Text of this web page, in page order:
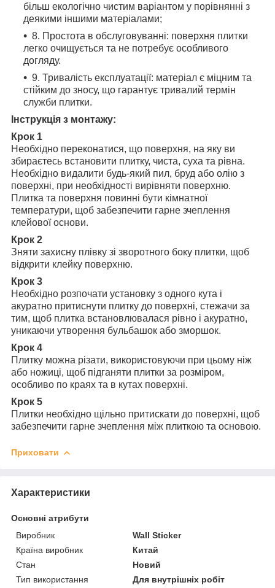
більш екологічно чистим варіантом у порівнянні з
деякими іншими матеріалами;
8. Простота в обслуговуванні: поверхня плитки
легко очищується та не потребує особливого
догляду.
9. Тривалість експлуатації: матеріал є міцним та
стійким до зносу, що гарантує тривалий термін
служби плитки.
Інструкція з монтажу:
Крок 1
Необхідно переконатися, що поверхня, на яку ви
збираєтесь встановити плитку, чиста, суха та рівна.
Необхідно видалити будь-який пил, бруд або олію з
поверхні, при необхідності вирівняти поверхню.
Плитка та поверхня повинні бути кімнатної
температури, щоб забезпечити гарне зчеплення
клейової основи.
Крок 2
Зняти захисну плівку зі зворотного боку плитки, щоб
відкрити клейку поверхню.
Крок 3
Необхідно розпочати установку з одного кута і
акуратно притиснути плитку до поверхні, стежачи за
тим, щоб плитка встановлювалася рівно і акуратно,
уникаючи утворення бульбашок або зморшок.
Крок 4
Плитку можна різати, використовуючи при цьому ніж
або ножиці, щоб підганяти плитки за розміром,
особливо по краях та в кутах поверхні.
Крок 5
Плитки необхідно щільно притискати до поверхні, щоб
забезпечити гарне зчеплення між плиткою та основою.
Приховати
Характеристики
Основні атрибути
Виробник
Wall Sticker
Країна виробник
Китай
Стан
Новий
Тип використання
Для внутрішніх робіт